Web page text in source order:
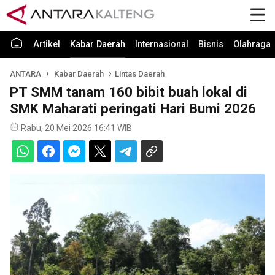
Artikel Kabar Daerah Internasional Bisnis Olahraga
ANTARA Kabar Daerah Lintas Daerah
PT SMM tanam 160 bibit buah lokal di
SMK Maharati peringati Hari Bumi 2026
Rabu, 20 Mei 2026 16:41 WIB